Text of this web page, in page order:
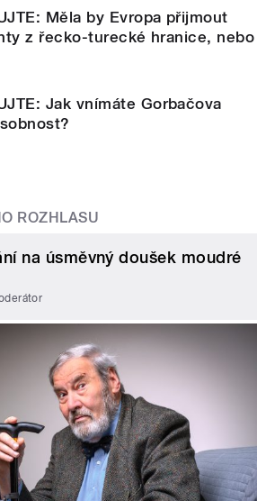
Měla by Evropa přijmout
z řecko-turecké hranice, nebo
Jak vnímáte Gorbačova
ROZHLASU
na úsměvný doušek moudré